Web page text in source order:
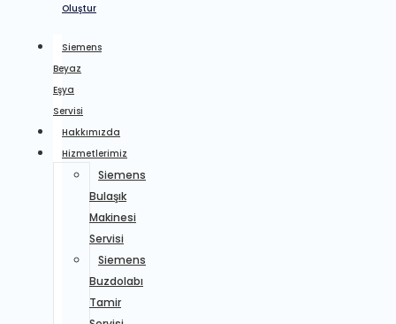
Oluştur
Siemens
Beyaz
Eşya
Servisi
Hakkımızda
Hizmetlerimiz
Siemens
Bulaşık
Makinesi
Servisi
Siemens
Buzdolabı
Tamir